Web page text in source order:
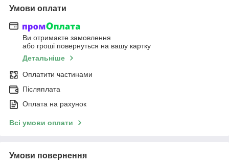
Умови оплати
Ви отримаєте замовлення
або гроші повернуться на вашу картку
Детальніше
Оплатити частинами
Післяплата
Оплата на рахунок
Всі умови оплати
Умови повернення